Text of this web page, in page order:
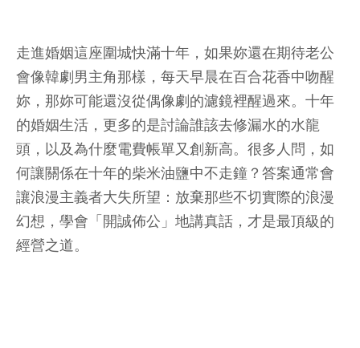
走進婚姻這座圍城快滿十年，如果妳還在期待老公
會像韓劇男主角那樣，每天早晨在百合花香中吻醒
妳，那妳可能還沒從偶像劇的濾鏡裡醒過來。十年
的婚姻生活，更多的是討論誰該去修漏水的水龍
頭，以及為什麼電費帳單又創新高。很多人問，如
何讓關係在十年的柴米油鹽中不走鐘？答案通常會
讓浪漫主義者大失所望：放棄那些不切實際的浪漫
幻想，學會「開誠佈公」地講真話，才是最頂級的
經營之道。